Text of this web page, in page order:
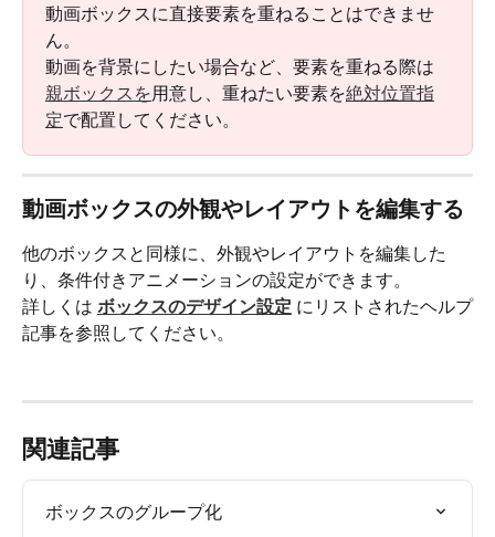
動画ボックスに直接要素を重ねることはできませ
ん。
動画を背景にしたい場合など、要素を重ねる際は
親ボックスを用意し、重ねたい要素を絶対位置指
定で配置してください。
動画ボックスの外観やレイアウトを編集する
他のボックスと同様に、外観やレイアウトを編集した
り、条件付きアニメーションの設定ができます。
詳しくは ボックスのデザイン設定 にリストされたヘルプ
記事を参照してください。
関連記事
ボックスのグループ化